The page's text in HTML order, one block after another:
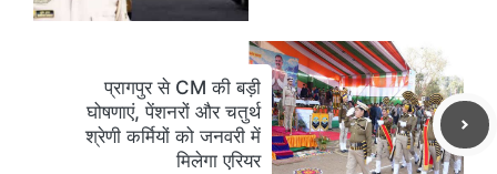
प्रागपुर से CM की बड़ी
घोषणाएं, पेंशनरों और चतुर्थ
श्रेणी कर्मियों को जनवरी में
मिलेगा एरियर